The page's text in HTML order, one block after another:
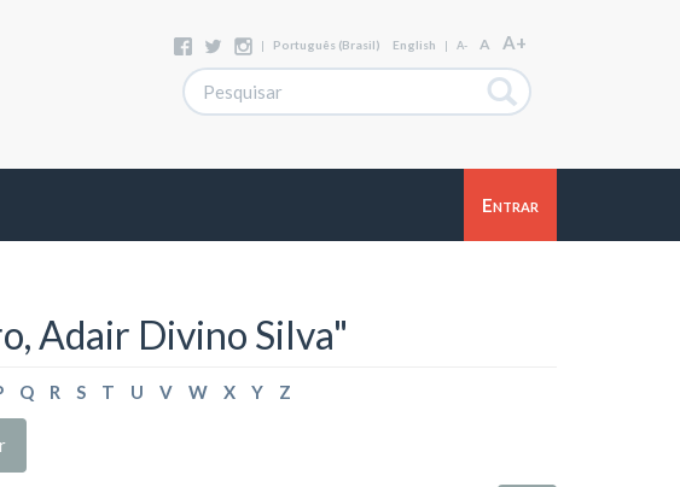
| Português (Brasil) English | A- A A+
Entrar
Adair Divino Silva"
Q R S T U V W X Y Z